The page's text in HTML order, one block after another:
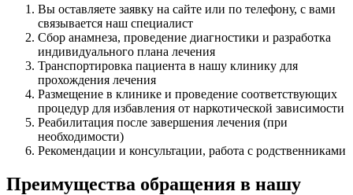
Вы оставляете заявку на сайте или по телефону, с вами
связывается наш специалист
Сбор анамнеза, проведение диагностики и разработка
индивидуального плана лечения
Транспортировка пациента в нашу клинику для
прохождения лечения
Размещение в клинике и проведение соответствующих
процедур для избавления от наркотической зависимости
Реабилитация после завершения лечения (при
необходимости)
Рекомендации и консультации, работа с родственниками
Преимущества обращения в нашу